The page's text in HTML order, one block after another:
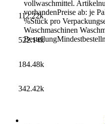
vollwaschmittel.
vorhandenPreise ab: je
%Stück pro
Waschmaschinen
112.22k
522.14k
184.48k
342.42k